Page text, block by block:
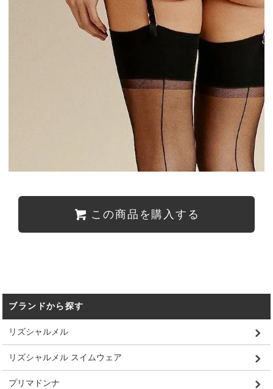
この商品を購入する
ブランドから探す
リズシャルメル
リズシャルメル スイムウェア
プリマドンナ